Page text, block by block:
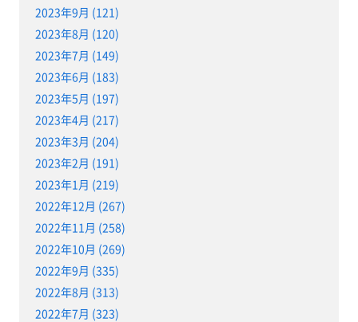
2023年9月 (121)
2023年8月 (120)
2023年7月 (149)
2023年6月 (183)
2023年5月 (197)
2023年4月 (217)
2023年3月 (204)
2023年2月 (191)
2023年1月 (219)
2022年12月 (267)
2022年11月 (258)
2022年10月 (269)
2022年9月 (335)
2022年8月 (313)
2022年7月 (323)